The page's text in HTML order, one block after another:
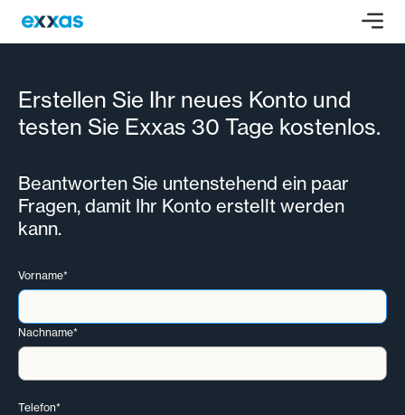
Erstellen Sie Ihr neues Konto und
testen Sie Exxas 30 Tage kostenlos.
Beantworten Sie untenstehend ein paar
Fragen, damit Ihr Konto erstellt werden
kann.
Vorname*
Nachname*
Telefon*